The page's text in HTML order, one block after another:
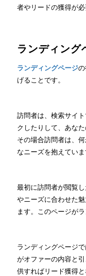
者やリードの獲得が必
ランディング
ランディングページ
げることです。
訪問者は、検索サイ
クしたりして、あな
その場合訪問者は、
なニーズを抱えていま
最初に訪問者が閲覧
やニーズに合わせた
ます。このページが
ランディングページ
がオファーの内容と
供すればリード獲得と